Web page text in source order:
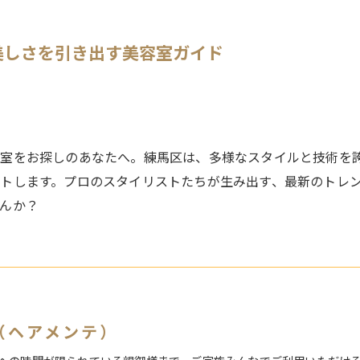
さを引き出す美容室ガイド
をお探しのあなたへ。練馬区は、多様なスタイルと技術
します。プロのスタイリストたちが生み出す、最新のトレ
か？
アメンテ）